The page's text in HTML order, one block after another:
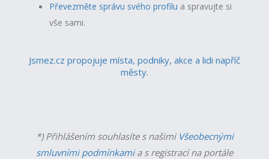
Převezměte správu svého profilu a spravujte si
vše sami.
Jsmez.cz propojuje místa, podniky, akce a lidi napříč
městy.
*) Přihlášením souhlasíte s našimi Všeobecnými
smluvními podmínkamia s registrací na portále